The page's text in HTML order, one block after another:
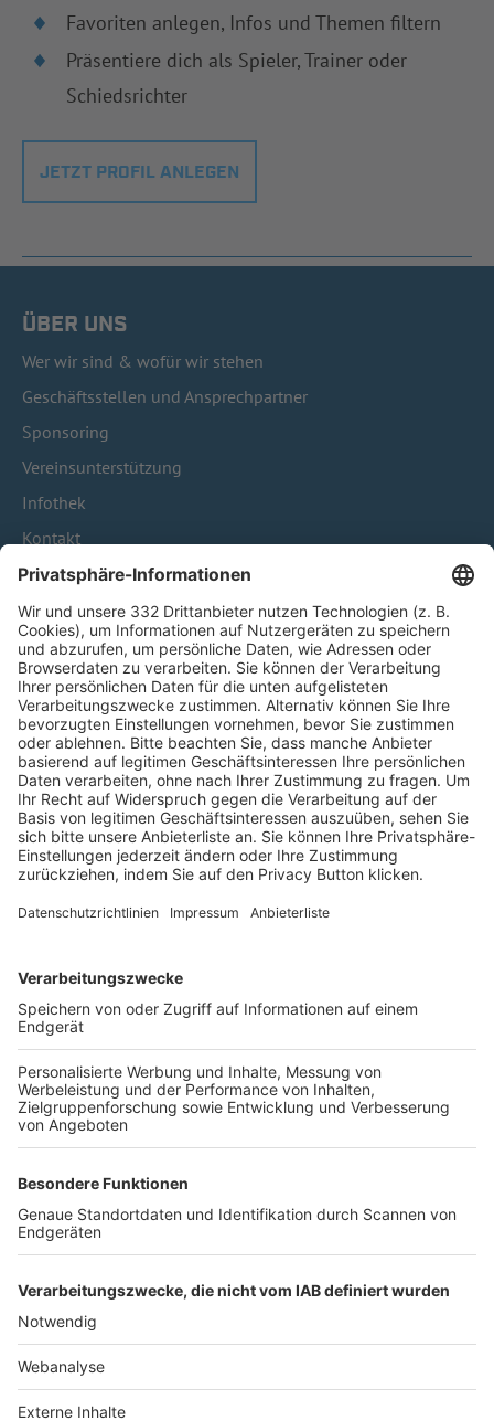
Favoriten anlegen, Infos und Themen filtern
Präsentiere dich als Spieler, Trainer oder
Schiedsrichter
JETZT PROFIL ANLEGEN
ÜBER UNS
Wer wir sind & wofür wir stehen
Geschäftsstellen und Ansprechpartner
Sponsoring
Vereinsunterstützung
Infothek
Kontakt
HÄUFIG BESUCHTE SEITEN
Pässe und Vereinswechsel
Trainerausbildung
Schulungsangebot Vereinsmitarbeiter
BFV-Geschäftsstellen
Trainerbörse
Login SpielPlus
FOLGE DEM BFV
TOP-VEREINE
TOP-PARTNER
Nutzungsbedingungen Datenschutz Impressum